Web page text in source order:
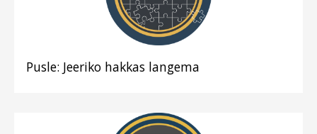
Pusle: Jeeriko hakkas langema